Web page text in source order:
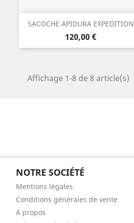
SACOCHE APIDURA EXPEDITION
Prix
120,00 €
 Aperçu rapide
Affichage 1-8 de 8 article(s)
NOTRE SOCIÉTÉ
Mentions légales
Conditions générales de vente
A propos